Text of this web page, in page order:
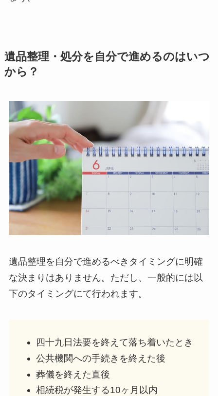
遺品整理・処分を自分で進めるのはいつ
から？
遺品整理を自分で進めるべきタイミングに明確
な決まりはありません。ただし、一般的には以
下のタイミングにて行われます。
四十九日法要を終えて落ち着いたとき
公共機関への手続きを終えた後
葬儀を終えた直後
相続税が発生する10ヶ月以内